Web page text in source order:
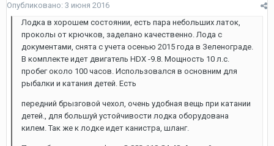
Опубликовано: 3 июня 2016
Лодка в хорошем состоянии, есть пара небольших латок,
проколы от крючков, заделано качественно. Лода с
документами, снята с учета осенью 2015 года в Зеленограде.
В комплекте идет двигатель HDX -9.8. Мощность 10 л.с.
пробег около 100 часов. Использовался в основним для
рыбалки и катания детей. Есть
передний брызговой чехол, очень удобная вещь при катании
детей., для большуй устойчивости лодка оборудована
килем. Так же к лодке идет канистра, шланг.